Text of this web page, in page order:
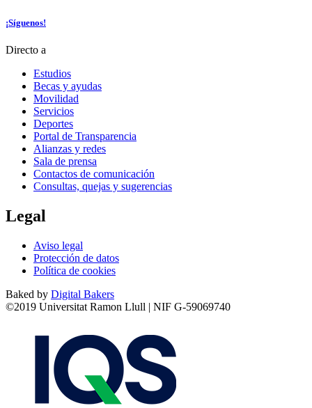
¡Síguenos!
Directo a
Estudios
Becas y ayudas
Movilidad
Servicios
Deportes
Portal de Transparencia
Alianzas y redes
Sala de prensa
Contactos de comunicación
Consultas, quejas y sugerencias
Legal
Aviso legal
Protección de datos
Política de cookies
Baked by Digital Bakers
©2019 Universitat Ramon Llull | NIF G-59069740